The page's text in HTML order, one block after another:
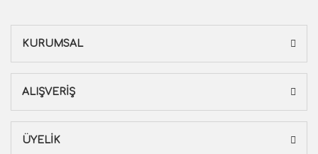
KURUMSAL
ALIŞVERİŞ
ÜYELİK